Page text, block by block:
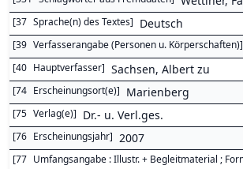
[37 Sprache(n) des Textes] Deutsch
[39 Verfasserangabe (Personen u. Körperschaften)]
[40 Hauptverfasser] Sachsen, Albert zu
[74 Erscheinungsort(e)] Marienberg
[75 Verlag(e)] Dr.- u. Verl.ges.
[76 Erscheinungsjahr] 2007
[77 Umfangsangabe : Illustr. + Begleitmaterial ;